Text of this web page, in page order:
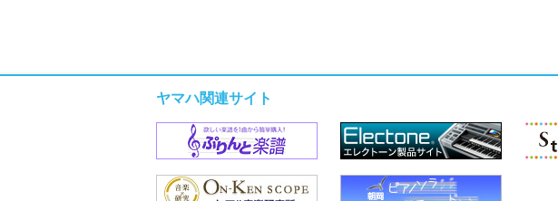
ヤマハ関連サイト